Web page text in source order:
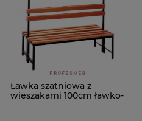
Ławka szatniowa z
wieszakami 100cm ławko-